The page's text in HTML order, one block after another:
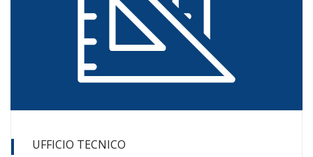
UFFICIO TECNICO